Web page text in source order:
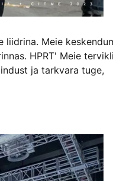
Meie
HPRT' Meie
ja tarkvara tuge,